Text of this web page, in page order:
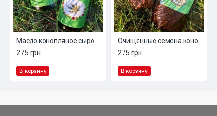
275 грн.
В корзину
275 грн.
В корзину